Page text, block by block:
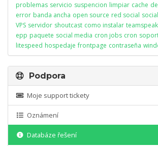
problemas servicio suspencion limpiar cache
error banda ancha open source red social
VPS servidor shoutcast como instalar teamspeak
epp paquete social media cron jobs cron
litespeed hospedaje frontpage contraseña
Podpora
Moje support tickety
Oznámení
Databáze řešení